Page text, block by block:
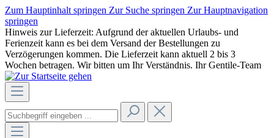
Zum Hauptinhalt springen Zur Suche springen Zur Hauptnavigation
springen
Hinweis zur Lieferzeit: Aufgrund der aktuellen Urlaubs- und
Ferienzeit kann es bei dem Versand der Bestellungen zu
Verzögerungen kommen. Die Lieferzeit kann aktuell 2 bis 3
Wochen betragen. Wir bitten um Ihr Verständnis. Ihr Gentile-Team